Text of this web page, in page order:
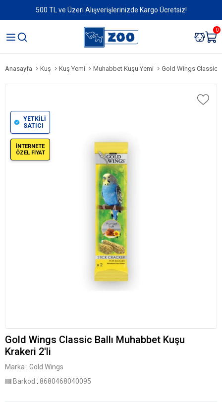
500 TL ve Üzeri Alışverişlerinizde Kargo Ücretsiz!
0
Anasayfa Kuş Kuş Yemi Muhabbet Kuşu Yemi Gold Wings Classic
YETKİLİ
SATICI
İNTERNETE
ÖZEL FİYAT
Gold Wings Classic Ballı Muhabbet Kuşu
Krakeri 2'li
Marka : Gold Wings
Barkod : 8680468040095